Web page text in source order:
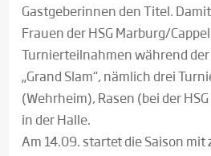
Gastgeberinnen den Titel.
Frauen der HSG Marburg/
Turnierteilnahmen während
„Grand Slam“, nämlich drei
(Wehrheim), Rasen (bei der
in der Halle.
Am 14.09. startet die Saison